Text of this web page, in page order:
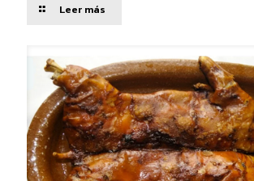
Leer más
CALIDAD
Y
EFICIENCIA
PARA
TU
HOGAR